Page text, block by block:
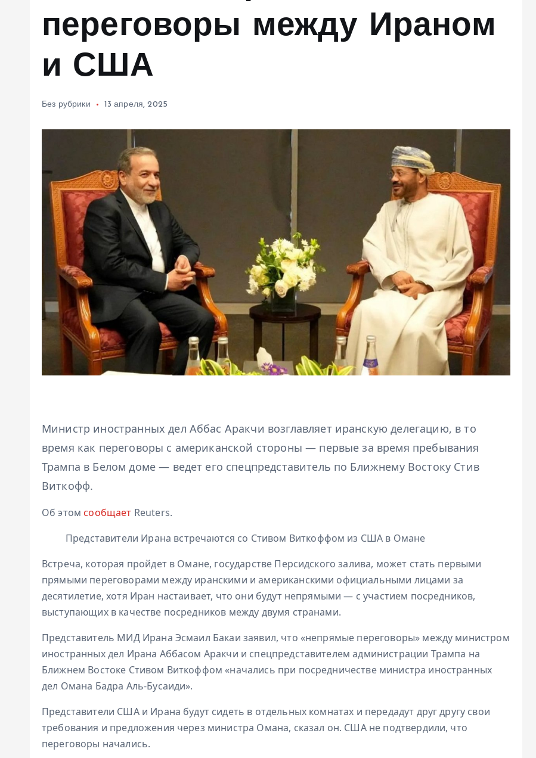
переговоры между Ираном
и США
Без рубрики 13 апреля, 2025
Министр иностранных дел Аббас Аракчи возглавляет иранскую делегацию, в то
время как переговоры с американской стороны — первые за время пребывания
Трампа в Белом доме — ведет его спецпредставитель по Ближнему Востоку Стив
Виткофф.
Об этом сообщает Reuters.
Представители Ирана встречаются со Стивом Виткоффом из США в Омане
Встреча, которая пройдет в Омане, государстве Персидского залива, может стать первыми
прямыми переговорами между иранскими и американскими официальными лицами за
десятилетие, хотя Иран настаивает, что они будут непрямыми — с участием посредников,
выступающих в качестве посредников между двумя странами.
Представитель МИД Ирана Эсмаил Бакаи заявил, что «непрямые переговоры» между министром
иностранных дел Ирана Аббасом Аракчи и спецпредставителем администрации Трампа на
Ближнем Востоке Стивом Виткоффом «начались при посредничестве министра иностранных
дел Омана Бадра Аль-Бусаиди».
Представители США и Ирана будут сидеть в отдельных комнатах и ​​передадут друг другу свои
требования и предложения через министра Омана, сказал он. США не подтвердили, что
переговоры начались.